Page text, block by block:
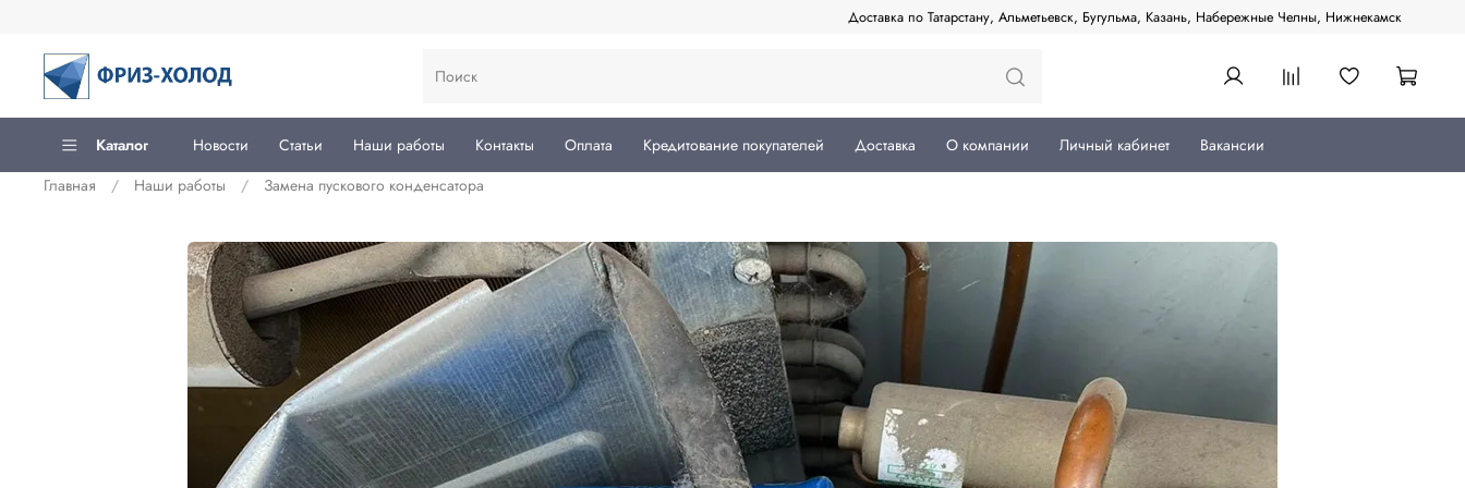
Доставка по Татарстану, Альметьевск, Бугульма, Казань, Набережные Челны, Нижнекамск
Каталог Новости Статьи Наши работы Контакты Оплата Кредитование покупателей Доставка О компании Личный кабинет
Вакансии
Главная
Наши работы Замена пускового конденсатора